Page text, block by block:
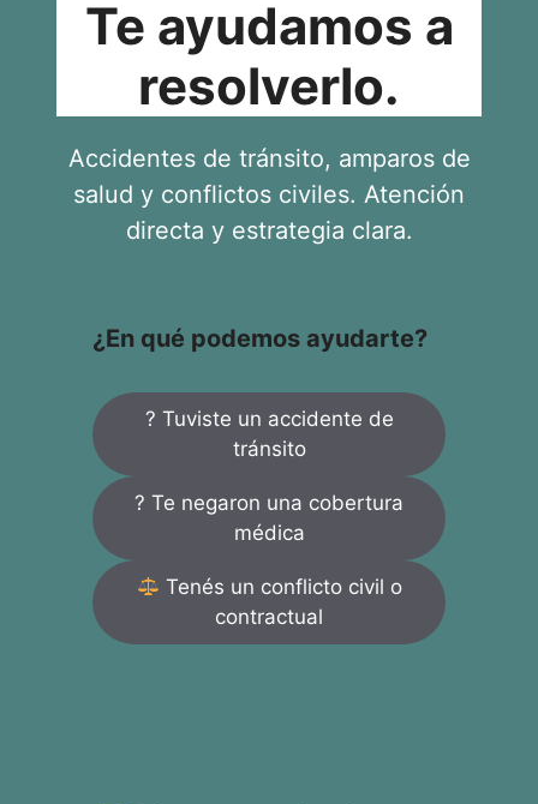
Te ayudamos a
resolverlo.
Accidentes de tránsito, amparos de
salud y conflictos civiles. Atención
directa y estrategia clara.
¿En qué podemos ayudarte?
? Tuviste un accidente de
tránsito
? Te negaron una cobertura
médica
Tenés un conflicto civil o
contractual